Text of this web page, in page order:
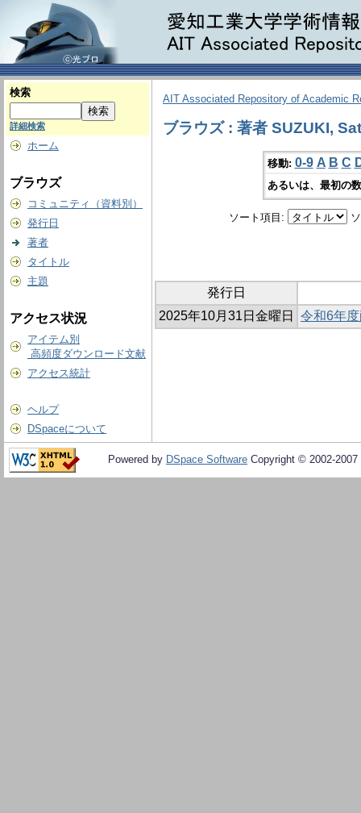
検索
詳細検索
ホーム
ブラウズ
コミュニティ（資料別）
発行日
著者
タイトル
主題
アクセス状況
アイテム別
高頻度ダウンロード文献
アクセス統計
ヘルプ
DSpaceについて
AIT Associated Repository of Academic
ブラウズ : 著者 SUZUKI,
移動: 0-9 A B C
あるいは、最初の
ソート項目:
発行日
2025年10月31日金曜日
令和6年
Powered by DSpace Software Copyright © 2002-2007